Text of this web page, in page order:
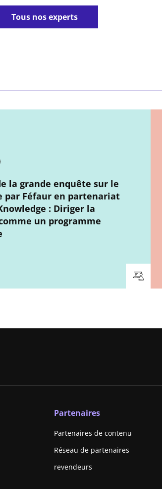
Tous nos experts
la grande enquête sur le
par Féfaur en partenariat
: Diriger la
un programme
Partenaires
Partenaires de contenu
Réseau de partenaires
revendeurs